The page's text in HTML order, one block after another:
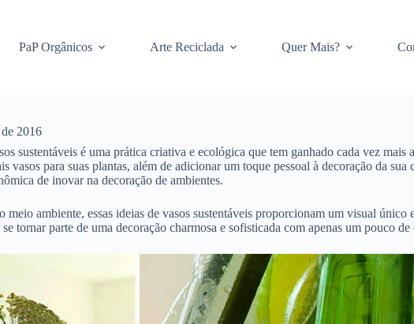
PaP Orgânicos Arte Reciclada Quer Mais?
2016
sustentáveis é uma prática criativa e ecológica que tem ganhado cada vez
vasos para suas plantas, além de adicionar um toque pessoal à decoração da
de inovar na decoração de ambientes.
meio ambiente, essas ideias de vasos sustentáveis proporcionam um visual
tornar parte de uma decoração charmosa e sofisticada com apenas um pouco